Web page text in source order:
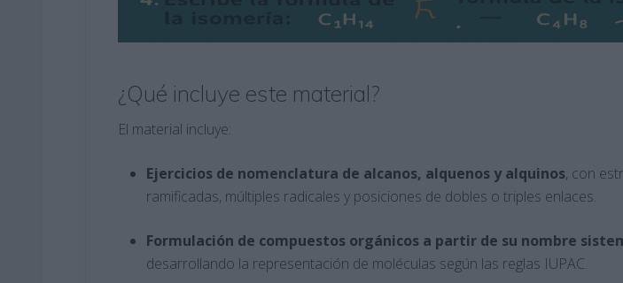
¿Qué incluye este material?
El material incluye:
Ejercicios de nomenclatura de alcanos, alquenos y alquinos, con
ramificadas, múltiples radicales y posiciones de dobles o triples enlaces.
Formulación de compuestos orgánicos a partir de su nombre
desarrollando la representación de moléculas según las reglas IUPAC.